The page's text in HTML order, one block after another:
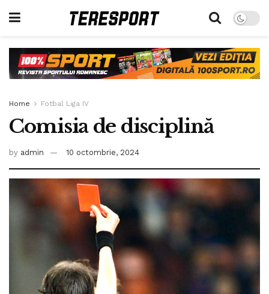
Home Fotbal Liga IV
Comisia de disciplină
by admin 10 octombrie, 2024